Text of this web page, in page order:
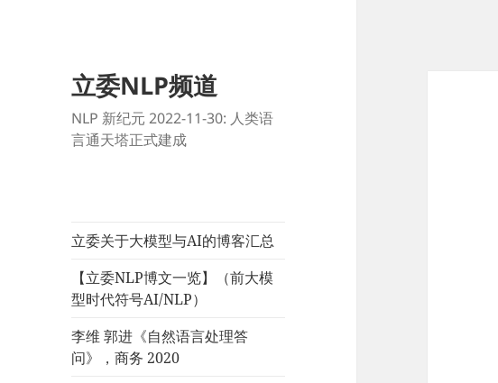
立委NLP频道
NLP 新纪元 2022-11-30: 人类语
言通天塔正式建成
立委关于大模型与AI的博客汇总
【立委NLP博文一览】（前大模
型时代符号AI/NLP）
李维 郭进《自然语言处理答
问》，商务 2020